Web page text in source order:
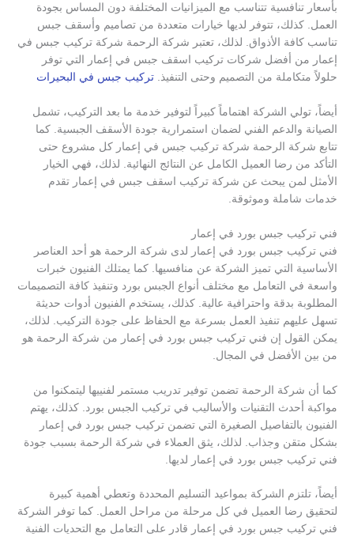
بأسعار تنافسية تتناسب مع الميزانيات المختلفة دون المساس بجودة
العمل. كذلك، تتوفر لديها خيارات متعددة من تصاميم وأسقف جبس
تناسب كافة الأذواق. لذلك، تعتبر شركة الرحمة شركة تركيب جبس في
إعمار من أفضل شركات تركيب اسقف جبس في إعمار التي توفر
حلولاً متكاملة من التصميم وحتى التنفيذ.تركيب جبس في البحيرات
أيضاً، تولي الشركة اهتماماً كبيراً لتوفير خدمة ما بعد التركيب، تشمل
الصيانة والدعم الفني لضمان استمرارية جودة الأسقف الجبسية. كما
تتابع شركة الرحمة شركة تركيب جبس في إعمار كل مشروع حتى
التأكد من رضا العميل الكامل عن النتائج النهائية. لذلك، فهي الخيار
الأمثل لمن يبحث عن شركة تركيب اسقف جبس في إعمار تقدم
خدمات شاملة وموثوقة.
فني تركيب جبس بورد في إعمار
فني تركيب جبس بورد في إعمار لدى شركة الرحمة هو أحد العناصر
الأساسية التي تميز الشركة عن منافسيها. كما يمتلك الفنيون خبرات
واسعة في التعامل مع مختلف أنواع الجبس بورد وتنفيذ كافة التصميمات
المطلوبة بدقة واحترافية عالية. كذلك، يستخدم الفنيون أدوات حديثة
تسهل عليهم تنفيذ العمل بسرعة مع الحفاظ على جودة التركيب. لذلك،
يمكن القول إن فني تركيب جبس بورد في إعمار من شركة الرحمة هو
من بين الأفضل في المجال.
كما أن شركة الرحمة تضمن توفير تدريب مستمر لفنييها ليتمكنوا من
مواكبة أحدث التقنيات والأساليب في تركيب الجبس بورد. كذلك، يهتم
الفنيون بالتفاصيل الصغيرة التي تضمن تركيب جبس بورد في إعمار
بشكل متقن وجذاب. لذلك، يثق العملاء في شركة الرحمة بسبب جودة
فني تركيب جبس بورد في إعمار لديها.
أيضاً، تلتزم الشركة بمواعيد التسليم المحددة وتعطي أهمية كبيرة
لتحقيق رضا العميل في كل مرحلة من مراحل العمل. كما توفر الشركة
فني تركيب جبس بورد في إعمار قادر على التعامل مع التحديات الفنية